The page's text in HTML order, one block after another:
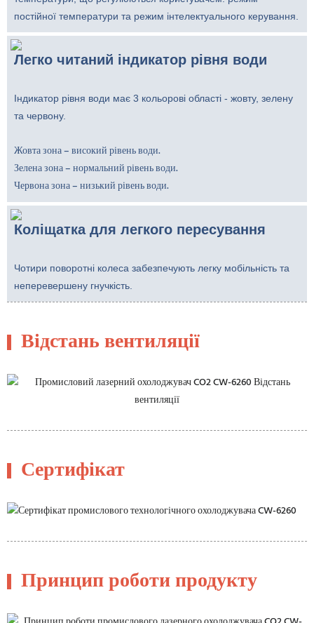
постійної температури та режим інтелектуального керування.
Легко читаний індикатор рівня води
Індикатор рівня води має 3 кольорові області - жовту, зелену
та червону.
Жовта зона – високий рівень води.
Зелена зона – нормальний рівень води.
Червона зона – низький рівень води.
Коліщатка для легкого пересування
Чотири поворотні колеса забезпечують легку мобільність та
неперевершену гнучкість.
Відстань вентиляції
Сертифікат
Принцип роботи продукту